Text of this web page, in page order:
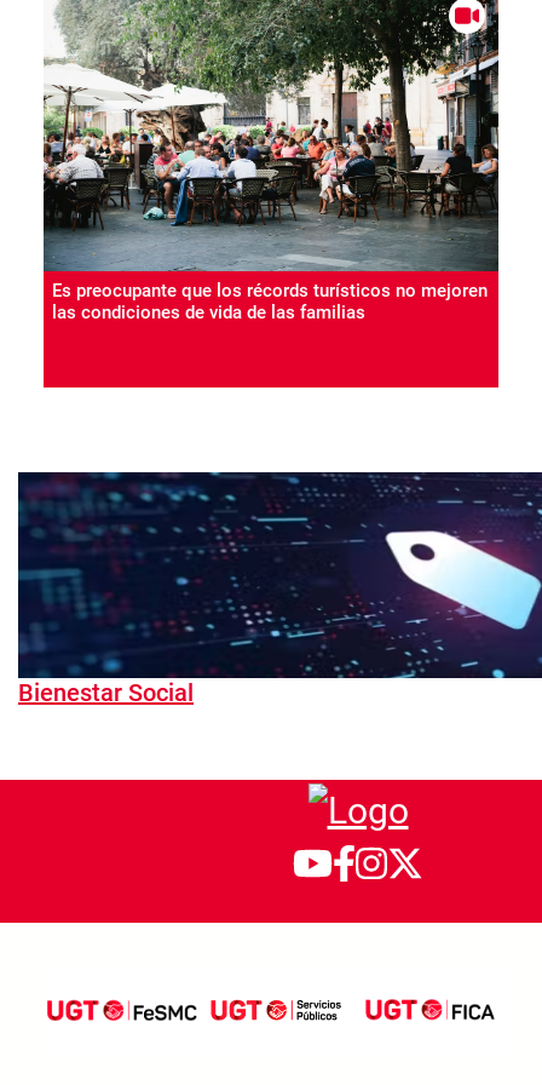
Es preocupante que los récords turísticos no mejoren
las condiciones de vida de las familias
Bienestar Social